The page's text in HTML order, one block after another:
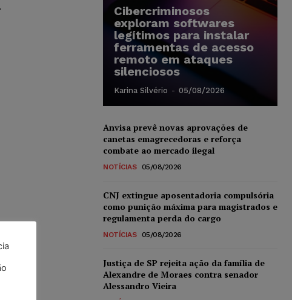
Cibercriminosos
exploram softwares
legítimos para instalar
ferramentas de acesso
remoto em ataques
silenciosos
Karina Silvério - 05/08/2026
Anvisa prevê novas aprovações de
canetas emagrecedoras e reforça
combate ao mercado ilegal
NOTÍCIAS 05/08/2026
CNJ extingue aposentadoria compulsória
como punição máxima para magistrados e
regulamenta perda do cargo
NOTÍCIAS 05/08/2026
Justiça de SP rejeita ação da família de
Alexandre de Moraes contra senador
Alessandro Vieira